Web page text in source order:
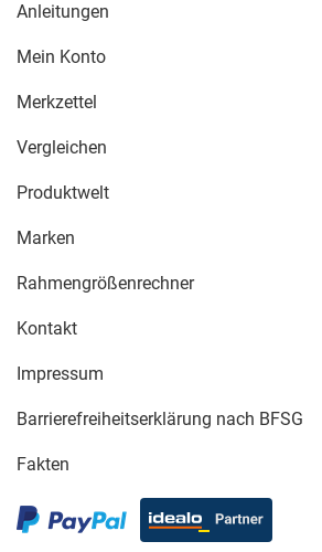
Anleitungen
Mein Konto
Merkzettel
Vergleichen
Produktwelt
Marken
Rahmengrößenrechner
Kontakt
Impressum
Barrierefreiheitserklärung nach BFSG
Fakten